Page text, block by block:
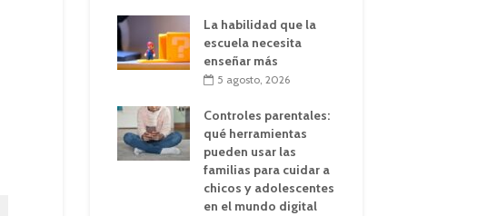
La habilidad que la
escuela necesita
enseñar más
5 agosto, 2026
Controles parentales:
qué herramientas
pueden usar las
familias para cuidar a
chicos y adolescentes
en el mundo digital